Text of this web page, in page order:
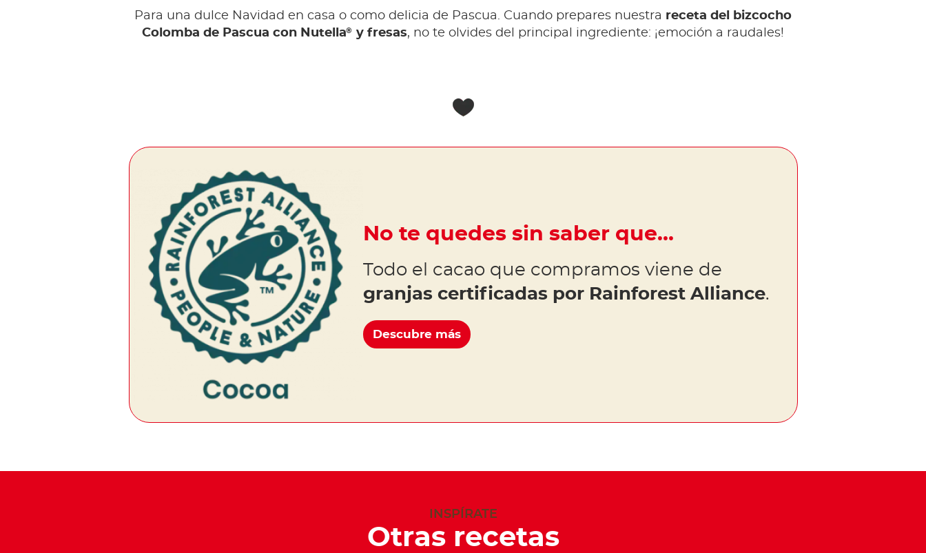
Para una dulce Navidad en casa o como delicia de Pascua. Cuando prepares nuestra receta del bizcocho
Colomba de Pascua con Nutella® y fresas, no te olvides del principal ingrediente: ¡emoción a raudales!
No te quedes sin saber que…
Todo el cacao que compramos viene de
granjas certificadas por Rainforest Alliance.
Descubre más
INSPÍRATE
Otras recetas